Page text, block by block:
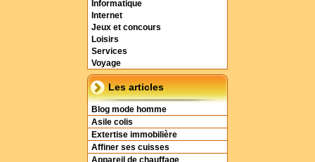
Informatique
Internet
Jeux et concours
Loisirs
Services
Voyage
Les articles
Blog mode homme
Asile colis
Extertise immobilière
Affiner ses cuisses
Appareil de chauffage